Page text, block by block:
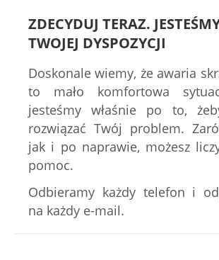
ZDECYDUJ TERAZ.
TWOJEJ DYSPOZYCJI
Doskonale wiemy, że awaria
to mało komfortowa
jesteśmy właśnie po to,
rozwiązać Twój problem.
jak i po naprawie, możesz
pomoc.
Odbieramy każdy telefon i
na każdy e-mail.